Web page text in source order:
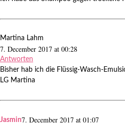
Martina Lahm
7. December 2017 at 00:28
Antworten
Bisher hab ich die Flüssig-Wasch-
LG Martina
Jasmin7. December 2017 at 01:07